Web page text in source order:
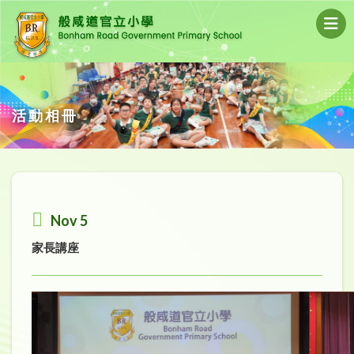
活動相冊
Nov 5
家長講座